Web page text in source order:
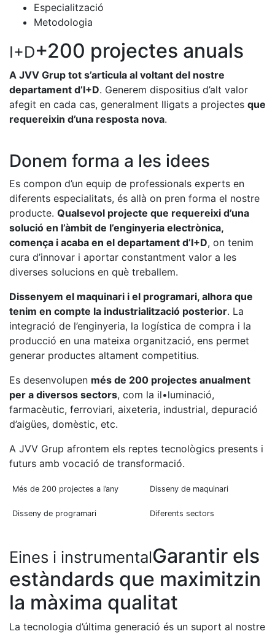
Especialització
Metodologia
I+D+200 projectes anuals
A JVV Grup tot s’articula al voltant del nostre
departament d’I+D. Generem dispositius d’alt valor
afegit en cada cas, generalment lligats a projectes que
requereixin d’una resposta nova.
Donem forma a les idees
Es compon d’un equip de professionals experts en
diferents especialitats, és allà on pren forma el nostre
producte. Qualsevol projecte que requereixi d’una
solució en l’àmbit de l’enginyeria electrònica,
comença i acaba en el departament d’I+D, on tenim
cura d’innovar i aportar constantment valor a les
diverses solucions en què treballem.
Dissenyem el maquinari i el programari, alhora que
tenim en compte la industrialització posterior. La
integració de l’enginyeria, la logística de compra i la
producció en una mateixa organització, ens permet
generar productes altament competitius.
Es desenvolupen més de 200 projectes anualment
per a diversos sectors, com la il•luminació,
farmacèutic, ferroviari, aixeteria, industrial, depuració
d’aigües, domèstic, etc.
A JVV Grup afrontem els reptes tecnològics presents i
futurs amb vocació de transformació.
Més de 200 projectes a l’any Disseny de maquinari
Disseny de programari Diferents sectors
Eines i instrumentalGarantir els
estàndards que maximitzin
la màxima qualitat
La tecnologia d’última generació és un suport al nostre